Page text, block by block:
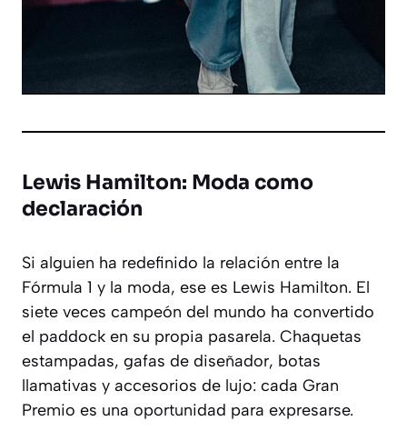
Lewis Hamilton: Moda como
declaración
Si alguien ha redefinido la relación entre la
Fórmula 1 y la moda, ese es Lewis Hamilton. El
siete veces campeón del mundo ha convertido
el paddock en su propia pasarela. Chaquetas
estampadas, gafas de diseñador, botas
llamativas y accesorios de lujo: cada Gran
Premio es una oportunidad para expresarse.